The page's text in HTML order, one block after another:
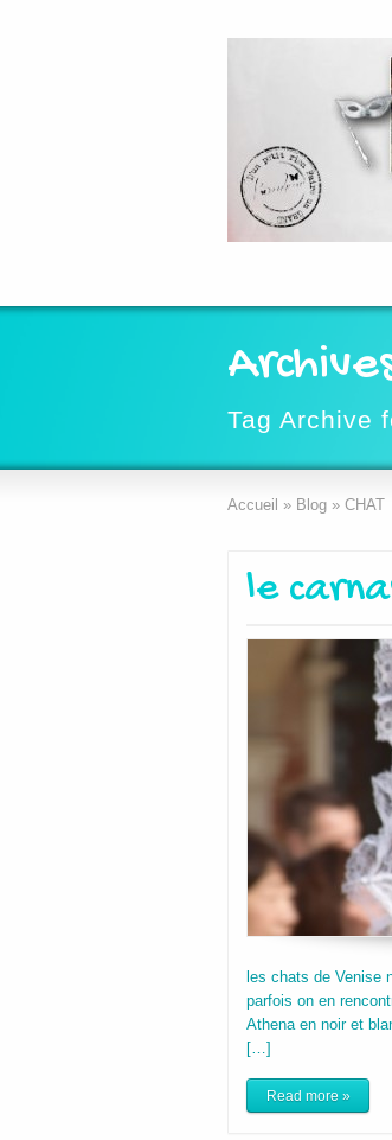
Tag Archive
Accueil » Blog » CHAT
le
les chats de Venise
parfois on en
Athena en noir et
[…]
Read more »